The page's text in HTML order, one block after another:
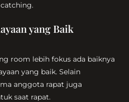
yang Baik
room lebih fokus ada baiknya
yang baik. Selain
anggota rapat juga
saat rapat.